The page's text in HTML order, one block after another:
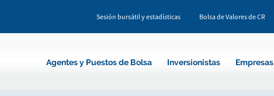
Sesión bursátil y estadísticas Bolsa de Valores de CR
Agentes y Puestos de Bolsa Inversionistas Empresas